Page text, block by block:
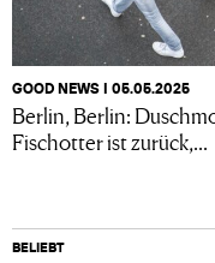
GOOD NEWS I 05.05.2025
Berlin, Berlin:
Fischotter ist zurück,...
BELIEBT